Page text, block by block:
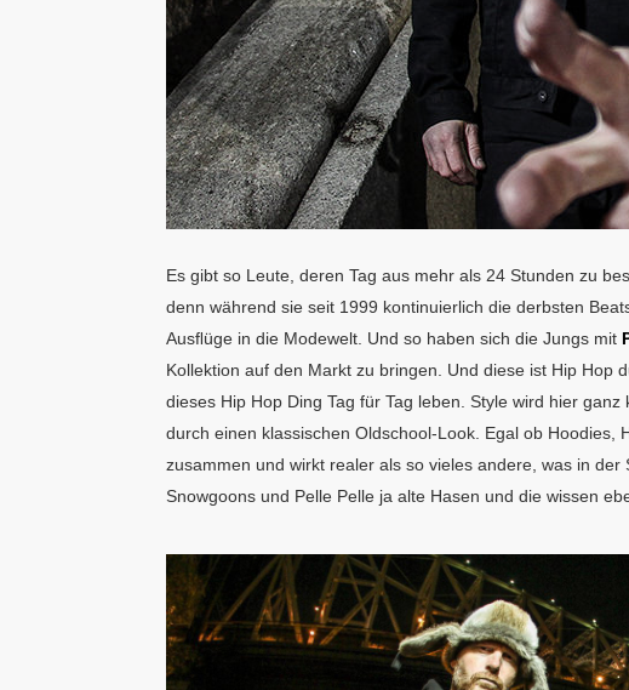
Es gibt so Leute, deren Tag aus mehr als 24 Stunden zu
denn während sie seit 1999 kontinuierlich die derbsten
Ausﬂüge in die Modewelt. Und so haben sich die Jungs mit
Kollektion auf den Markt zu bringen. Und diese ist Hip Hop
dieses Hip Hop Ding Tag für Tag leben. Style wird hier
durch einen klassischen Oldschool-Look. Egal ob Hoodies,
zusammen und wirkt realer als so vieles andere, was in
Snowgoons und Pelle Pelle ja alte Hasen und die wissen